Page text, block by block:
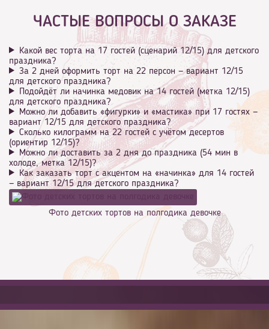
ЧАСТЫЕ ВОПРОСЫ О ЗАКАЗЕ
Какой вес торта на 17 гостей (сценарий 12/15) для детского
праздника?
За 2 дней оформить торт на 22 персон — вариант 12/15
для детского праздника?
Подойдёт ли начинка медовик на 14 гостей (метка 12/15)
для детского праздника?
Можно ли добавить «фигурки» и «мастика» при 17 гостях —
вариант 12/15 для детского праздника?
Сколько килограмм на 22 гостей с учётом десертов
(ориентир 12/15)?
Можно ли доставить за 2 дня до праздника (54 мин в
холоде, метка 12/15)?
Как заказать торт с акцентом на «начинка» для 14 гостей
— вариант 12/15 для детского праздника?
Фото детских тортов на полгодика девочке